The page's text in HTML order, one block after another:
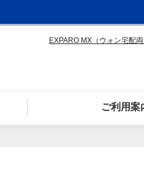
EXPARO MX（ウォン宅配両
ご利用案